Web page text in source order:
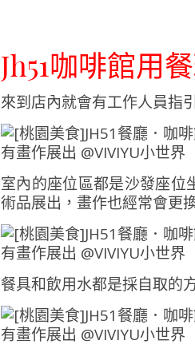
Jh51咖啡館用
來到店內就會有工作人員指
室內的座位區都是沙發座位
術品展出，畫作也經常會更
餐具和飲用水都是採自取的